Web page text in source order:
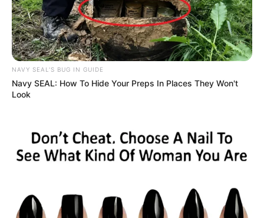
(foto: pinterest/saraxbxbblegum)
mereka itu cuma penggemar, nggak lebih
NAVY SEAL'S BUG IN GUIDE
Navy SEAL: How To Hide Your Preps In Places They Won't
Look